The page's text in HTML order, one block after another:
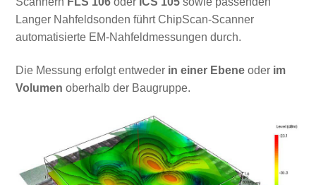
Langer Nahfeldsonden führt ChipScan-Scanner
automatisierte EM-Nahfeldmessungen durch.
Die Messung erfolgt entweder in einer Ebeneoder im
Volumen oberhalb der Baugruppe.